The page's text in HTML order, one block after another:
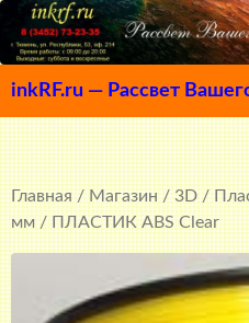
inkRF.ru — Рассвет
К
СОДЕРЖИМОМУ
Главная/Магазин/3D/
мм/ ПЛАСТИК ABS Clear